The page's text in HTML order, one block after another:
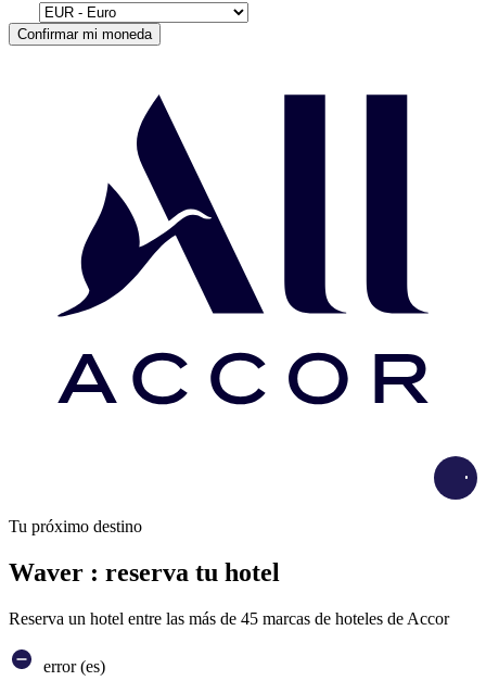
Confirmar mi moneda
Tu próximo destino
Waver : reserva tu hotel
Reserva un hotel entre las más de 45 marcas de hoteles de Accor
error (es)